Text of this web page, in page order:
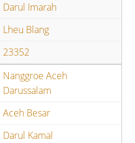
Darul Imarah
Lheu Blang
23352
Nanggroe Aceh
Darussalam
Aceh Besar
Darul Kamal